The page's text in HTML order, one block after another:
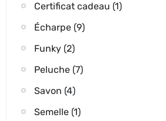
Certificat cadeau (1)
Écharpe (9)
Funky (2)
Peluche (7)
Savon (4)
Semelle (1)